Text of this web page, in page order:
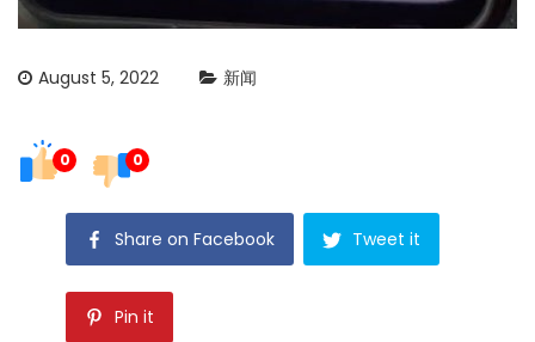
August 5, 2022 新闻
0 0
Share on Facebook Tweet it
Pin it